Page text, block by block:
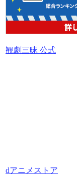
観劇三昧 公式
dアニメストア